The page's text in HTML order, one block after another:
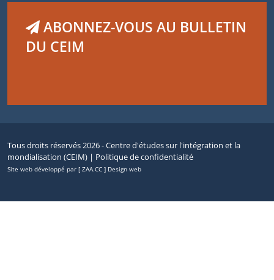
ABONNEZ-VOUS AU BULLETIN
DU CEIM
Tous droits réservés 2026 - Centre d'études sur l'intégration et la
mondialisation (CEIM) | Politique de confidentialité
Site web développé par [ ZAA.CC ] Design web